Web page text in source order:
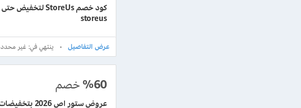
storeus
ينتهي في: غير محدد
%60خصم